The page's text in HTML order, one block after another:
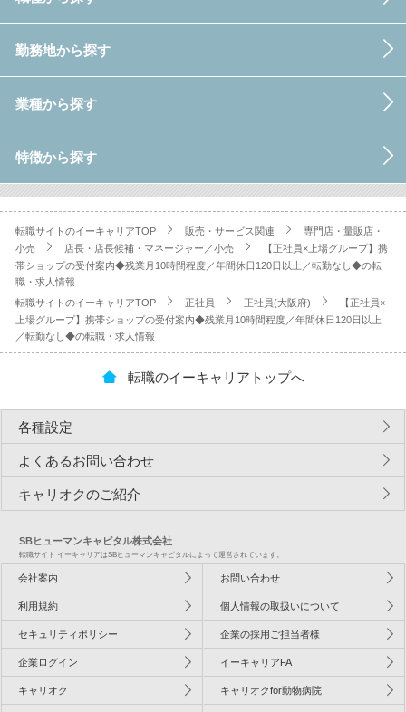
勤務地から探す
業種から探す
特徴から探す
転職サイトのイーキャリアTOP 販売・サービス関連
専門店・量販店・
小売
店長・店長候補・マネージャー／小売
【正社員×上場グループ】携
帯ショップの受付案内◆残業月10時間程度／年間休日120日以上／転勤なし◆の転
職・求人情報
転職サイトのイーキャリアTOP
正社員 正社員(大阪府)
【正社員×
上場グループ】携帯ショップの受付案内◆残業月10時間程度／年間休日120日以上
／転勤なし◆の転職・求人情報
転職のイーキャリアトップへ
各種設定
よくあるお問い合わせ
キャリオクのご紹介
SBヒューマンキャピタル株式会社
転職サイト イーキャリアはSBヒューマンキャピタルによって運営されています。
会社案内 お問い合わせ
利用規約 個人情報の取扱いについて
セキュリティポリシー 企業の採用ご担当者様
企業ログイン イーキャリアFA
キャリオク キャリオクfor動物病院